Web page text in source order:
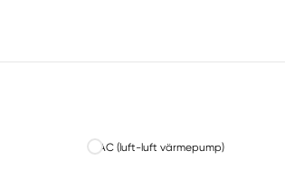
AC (luft-luft värmepump)